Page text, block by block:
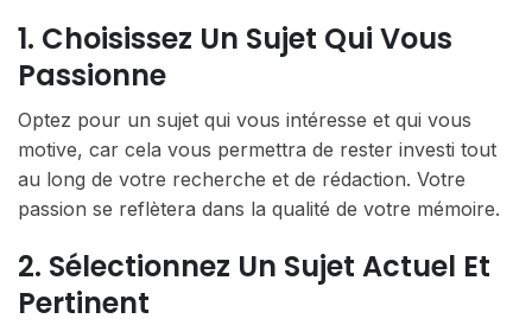
1. Choisissez Un Sujet Qui Vous
Passionne
Optez pour un sujet qui vous intéresse et qui vous
motive, car cela vous permettra de rester investi tout
au long de votre recherche et de rédaction. Votre
passion se reflètera dans la qualité de votre mémoire.
2. Sélectionnez Un Sujet Actuel Et
Pertinent